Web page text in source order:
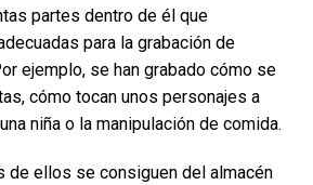
partes dentro de él que
para la grabación de
ejemplo, se han grabado cómo se
cómo tocan unos personajes a
niña o la manipulación de comida.
de ellos se consiguen del almacén